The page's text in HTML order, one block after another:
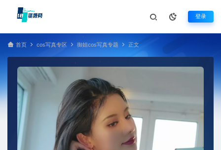
登录
首页 cos写真专区 御姐cos写真专题 正文